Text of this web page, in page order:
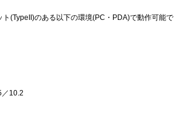
(TypeII)のある以下の環境(PC・PDA)で動作可能で
10.2